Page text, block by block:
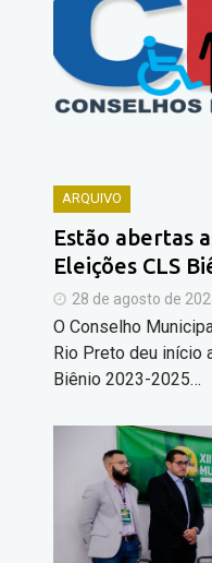
ARQUIVO
Estão abertas
Eleições CLS
28 de agosto de
O Conselho
Rio Preto deu início
Biênio 2023-2025…